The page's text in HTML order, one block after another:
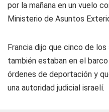
por la mañana en un vuelo
Ministerio de Asuntos
Francia dijo que cinco de
también estaban en el
órdenes de deportación y
una autoridad judicial israelí.